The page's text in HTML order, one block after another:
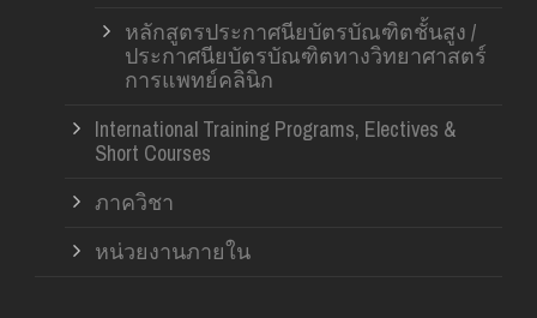
หลักสูตรประกาศนียบัตรบัณฑิตชั้นสูง /
ประกาศนียบัตรบัณฑิตทางวิทยาศาสตร์
การแพทย์คลินิก
International Training Programs, Electives &
Short Courses
ภาควิชา
หน่วยงานภายใน